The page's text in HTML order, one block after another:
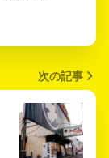
次の記事